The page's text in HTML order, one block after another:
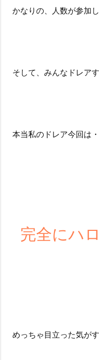
かなりの、人数が参加
そして、みんなドレア
本当私のドレア今回は・
完全にハ
めっちゃ目立った気がす